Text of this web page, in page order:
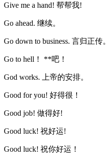
Give me a hand! 帮帮我!
Go ahead. 继续。
Go down to business. 言归正传。
Go to hell！ **吧！
God works. 上帝的安排。
Good for you! 好得很！
Good job! 做得好!
Good luck! 祝好运!
Good luck! 祝你好运！